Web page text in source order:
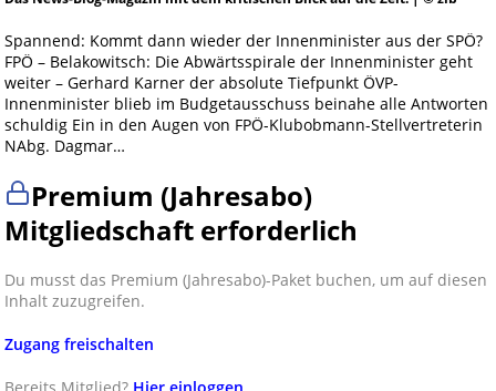
Spannend: Kommt dann wieder der Innenminister aus der SPÖ?
FPÖ – Belakowitsch: Die Abwärtsspirale der Innenminister geht
weiter – Gerhard Karner der absolute Tiefpunkt ÖVP-
Innenminister blieb im Budgetausschuss beinahe alle Antworten
schuldig Ein in den Augen von FPÖ-Klubobmann-Stellvertreterin
NAbg. Dagmar…
Premium (Jahresabo)
Mitgliedschaft erforderlich
Du musst das Premium (Jahresabo)-Paket buchen, um auf diesen
Inhalt zuzugreifen.
Zugang freischalten